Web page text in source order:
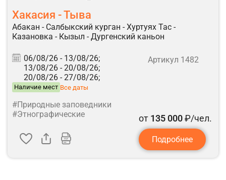
Хакасия - Тыва
Абакан - Салбыкский курган - Хуртуях Тас -
Казановка - Кызыл - Дургенский каньон
06/08/26 - 13/08/26;
13/08/26 - 20/08/26;
20/08/26 - 27/08/26;
Наличие мест Все даты
Артикул 1482
#Природные заповедники
#Этнографические
от 135 000₽/чел.
Подробнее